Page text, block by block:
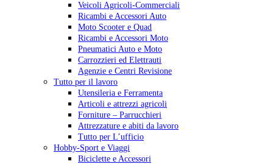
Veicoli Agricoli-Commerciali
Ricambi e Accessori Auto
Moto Scooter e Quad
Ricambi e Accessori Moto
Pneumatici Auto e Moto
Carrozzieri ed Elettrauti
Agenzie e Centri Revisione
Tutto per il lavoro
Utensileria e Ferramenta
Articoli e attrezzi agricoli
Forniture – Parrucchieri
Attrezzature e abiti da lavoro
Tutto per L’ufficio
Hobby-Sport e Viaggi
Biciclette e Accessori